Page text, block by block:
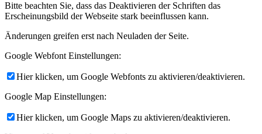
Bitte beachten Sie, dass das Deaktivieren der Schriften das
Erscheinungsbild der Webseite stark beeinflussen kann.
Änderungen greifen erst nach Neuladen der Seite.
Google Webfont Einstellungen:
Hier klicken, um Google Webfonts zu aktivieren/deaktivieren.
Google Map Einstellungen:
Hier klicken, um Google Maps zu aktivieren/deaktivieren.